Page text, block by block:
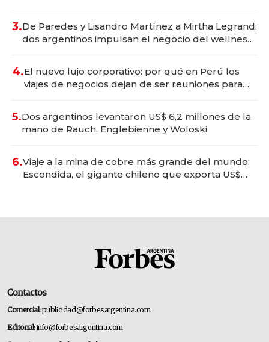
3.De Paredes y Lisandro Martínez a Mirtha Legrand:
dos argentinos impulsan el negocio del wellness
4.El nuevo lujo corporativo: por qué en Perú los
viajes de negocios dejan de ser reuniones para
5.Dos argentinos levantaron US$ 6,2 millones de la
mano de Rauch, Englebienne y Woloski
6.Viaje a la mina de cobre más grande del mundo:
Escondida, el gigante chileno que exporta US$
Contactos
Comercial:publicidad@forbesargentina.com
Editorial:info@forbesargentina.com